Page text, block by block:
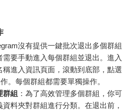
沒有提供一鍵批次退出多個群組
要手動進入每個群組並退出。進入
進入資訊頁面，滾動到底部，點選
。每個群組都需要單獨操作。
群組 ：為了高效管理多個群組，你可
料夾對群組進行分類。在退出前，